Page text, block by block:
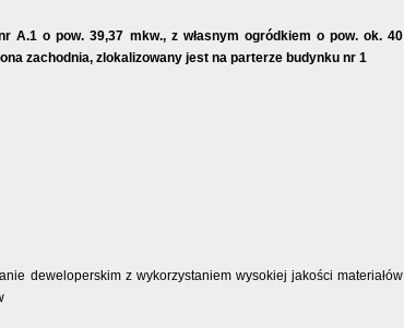
A.1 o pow. 39,37 mkw., z własnym ogródkiem o pow. ok. 40
zachodnia, zlokalizowany jest na parterze budynku nr 1
deweloperskim z wykorzystaniem wysokiej jakości materiałów